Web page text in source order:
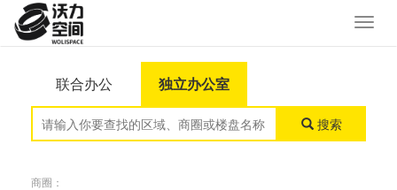
联合办公 独立办公室
搜索
商圈：